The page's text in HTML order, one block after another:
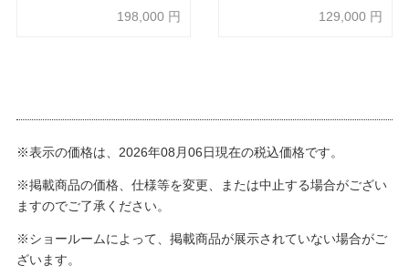
198,000 円 129,000 円
※表示の価格は、2026年08月06日現在の税込価格です。
※掲載商品の価格、仕様等を変更、または中止する場合がござい
ますのでご了承ください。
※ショールームによって、掲載商品が展示されていない場合がご
ざいます。